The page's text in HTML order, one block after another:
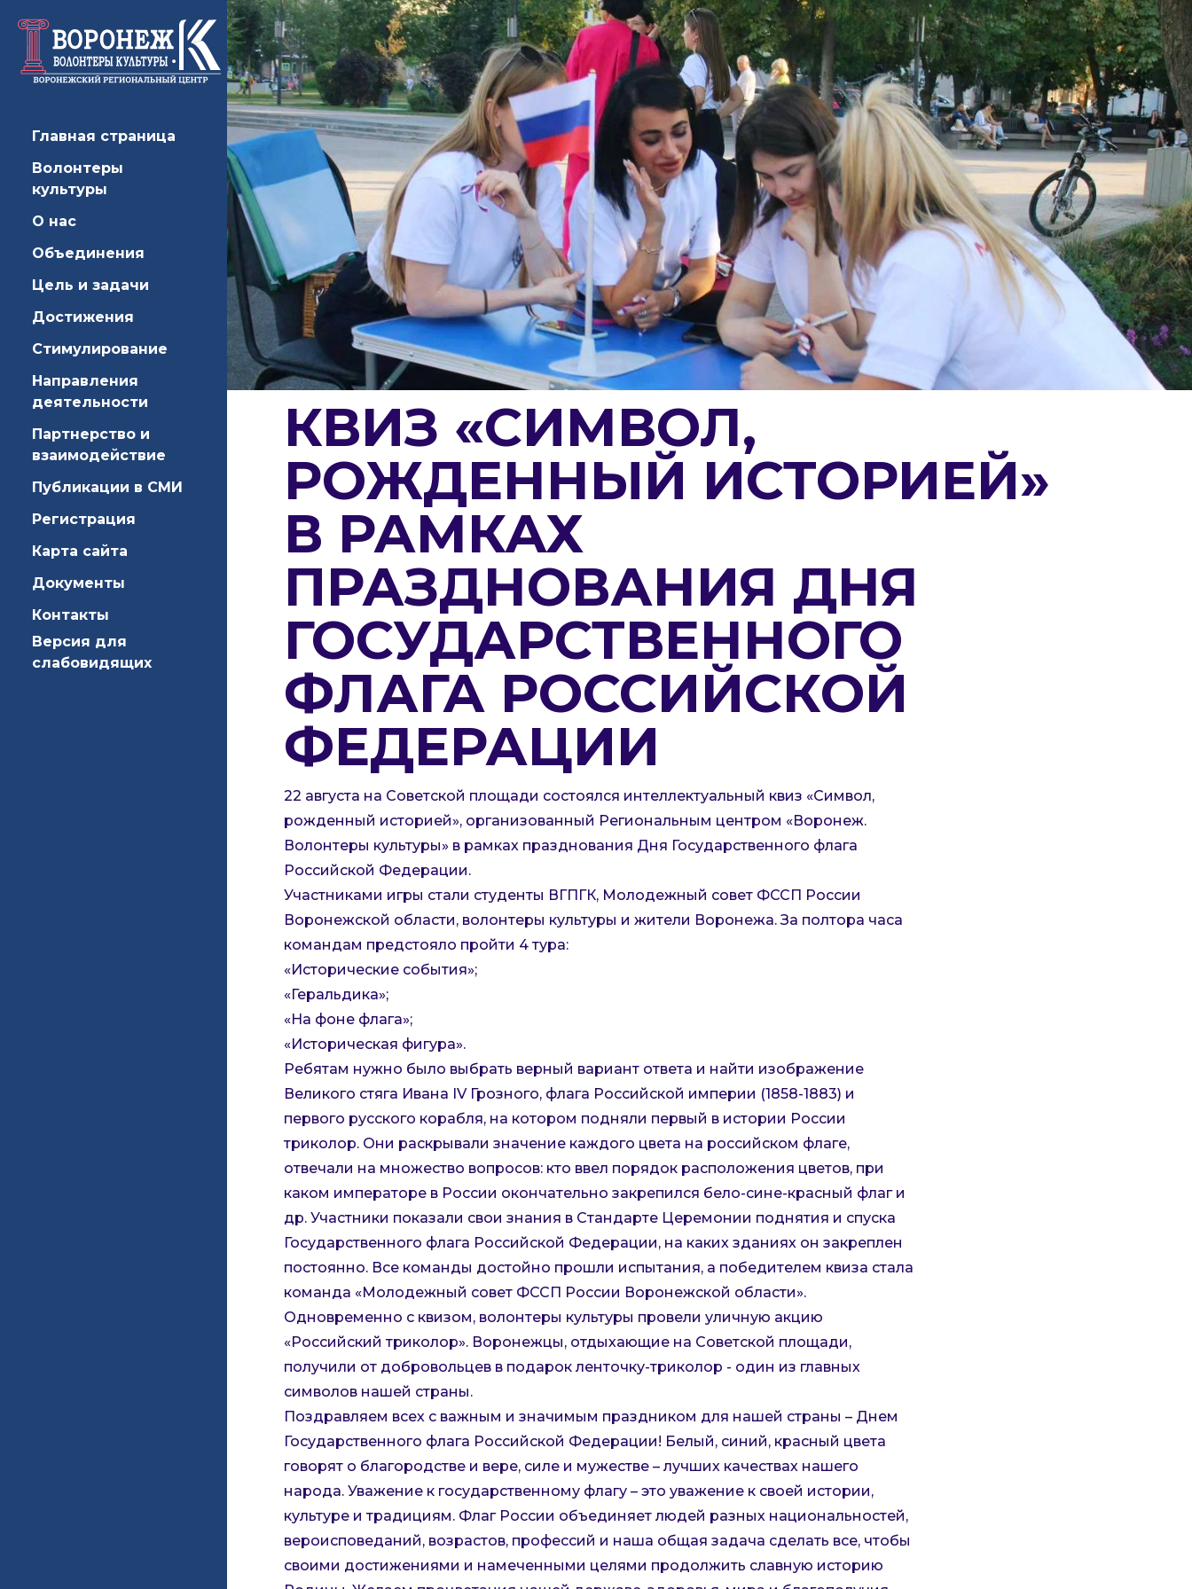
Главная страница
Волонтеры
культуры
О нас
Объединения
Цель и задачи
Достижения
Стимулирование
Направления
деятельности
Партнерство и
взаимодействие
Публикации в СМИ
Регистрация
Карта сайта
Документы
Контакты
Версия для
слабовидящих
КВИЗ «СИМВОЛ,
РОЖДЕННЫЙ ИСТОРИЕЙ»
В РАМКАХ
ПРАЗДНОВАНИЯ ДНЯ
ГОСУДАРСТВЕННОГО
ФЛАГА РОССИЙСКОЙ
ФЕДЕРАЦИИ
22 августа на Советской площади состоялся интеллектуальный квиз «Символ,
рожденный историей», организованный Региональным центром «Воронеж.
Волонтеры культуры» в рамках празднования Дня Государственного флага
Российской Федерации.
Участниками игры стали студенты ВГПГК, Молодежный совет ФССП России
Воронежской области, волонтеры культуры и жители Воронежа. За полтора часа
командам предстояло пройти 4 тура:
«Исторические события»;
«Геральдика»;
«На фоне флага»;
«Историческая фигура».
Ребятам нужно было выбрать верный вариант ответа и найти изображение
Великого стяга Ивана IV Грозного, флага Российской империи (1858-1883) и
первого русского корабля, на котором подняли первый в истории России
триколор. Они раскрывали значение каждого цвета на российском флаге,
отвечали на множество вопросов: кто ввел порядок расположения цветов, при
каком императоре в России окончательно закрепился бело-сине-красный флаг и
др. Участники показали свои знания в Стандарте Церемонии поднятия и спуска
Государственного флага Российской Федерации, на каких зданиях он закреплен
постоянно. Все команды достойно прошли испытания, а победителем квиза стала
команда «Молодежный совет ФССП России Воронежской области».
Одновременно с квизом, волонтеры культуры провели уличную акцию
«Российский триколор». Воронежцы, отдыхающие на Советской площади,
получили от добровольцев в подарок ленточку-триколор - один из главных
символов нашей страны.
Поздравляем всех с важным и значимым праздником для нашей страны – Днем
Государственного флага Российской Федерации! Белый, синий, красный цвета
говорят о благородстве и вере, силе и мужестве – лучших качествах нашего
народа. Уважение к государственному флагу – это уважение к своей истории,
культуре и традициям. Флаг России объединяет людей разных национальностей,
вероисповеданий, возрастов, профессий и наша общая задача сделать все, чтобы
своими достижениями и намеченными целями продолжить славную историю